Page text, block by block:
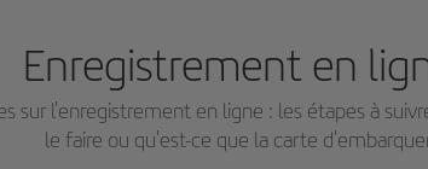
Enregistrement en
sur l'enregistrement en ligne : les étapes à
le faire ou qu'est-ce que la carte